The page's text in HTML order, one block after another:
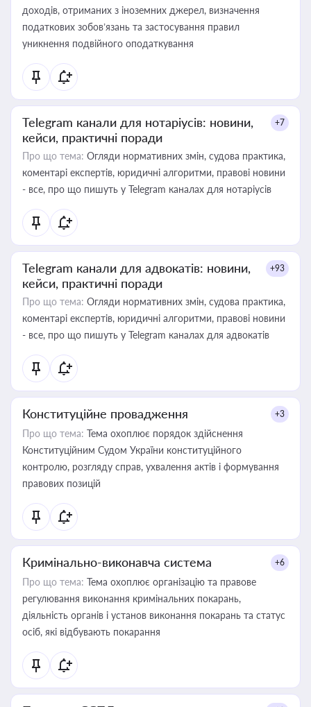
доходів, отриманих з іноземних джерел, визначення
податкових зобов’язань та застосування правил
уникнення подвійного оподаткування
Telegram канали для нотаріусів: новини,
кейси, практичні поради
+7
Про що тема: Огляди нормативних змін, судова практика,
коментарі експертів, юридичні алгоритми, правові новини
- все, про що пишуть у Telegram каналах для нотаріусів
Telegram канали для адвокатів: новини,
кейси, практичні поради
+93
Про що тема: Огляди нормативних змін, судова практика,
коментарі експертів, юридичні алгоритми, правові новини
- все, про що пишуть у Telegram каналах для адвокатів
Конституційне провадження +3
Про що тема: Тема охоплює порядок здійснення
Конституційним Судом України конституційного
контролю, розгляду справ, ухвалення актів і формування
правових позицій
Кримінально-виконавча система +6
Про що тема: Тема охоплює організацію та правове
регулювання виконання кримінальних покарань,
діяльність органів і установ виконання покарань та статус
осіб, які відбувають покарання